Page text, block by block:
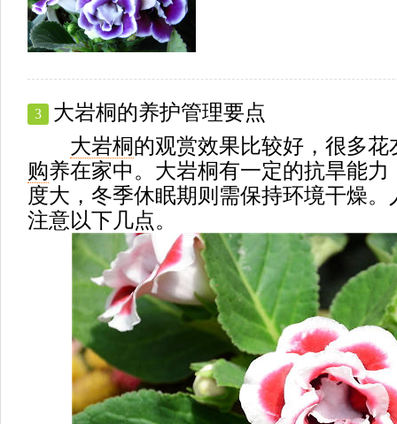
3
大岩桐的养护管理要点
大岩桐的观赏效果比较好，很多花
购养在家中。大岩桐有一定的抗旱能
度大，冬季休眠期则需保持环境干燥
注意以下几点。